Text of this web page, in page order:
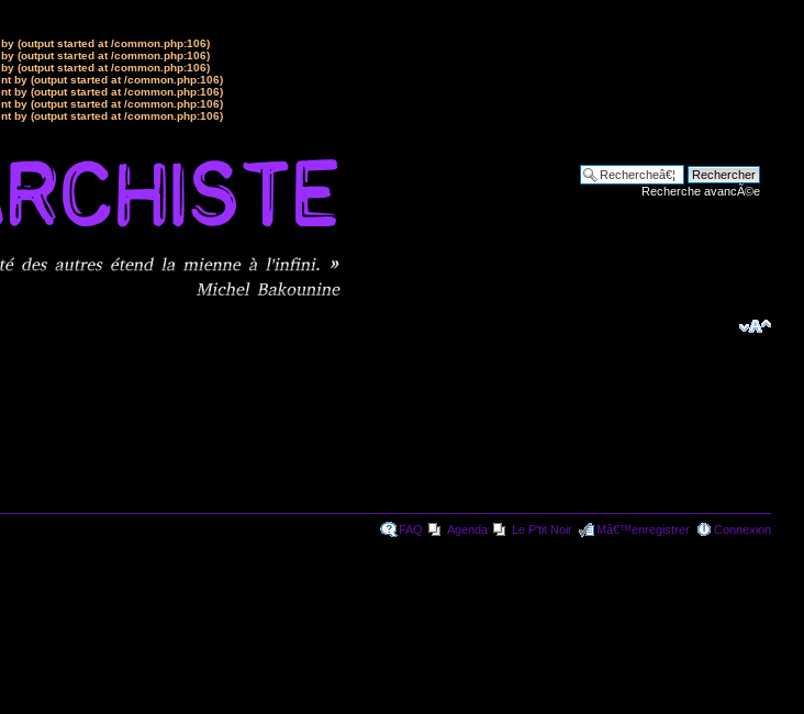
(output started at /common.php:106)
(output started at /common.php:106)
(output started at /common.php:106)
by (output started at /common.php:106)
by (output started at /common.php:106)
by (output started at /common.php:106)
by (output started at /common.php:106)
Recherche avancÃ©e
FAQ Agenda Le P'tit Noir Mâ€™enregistrer Connexion